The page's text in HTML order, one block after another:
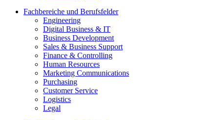
Fachbereiche und Berufsfelder
Engineering
Digital Business & IT
Business Development
Sales & Business Support
Finance & Controlling
Human Resources
Marketing Communications
Purchasing
Customer Service
Logistics
Legal